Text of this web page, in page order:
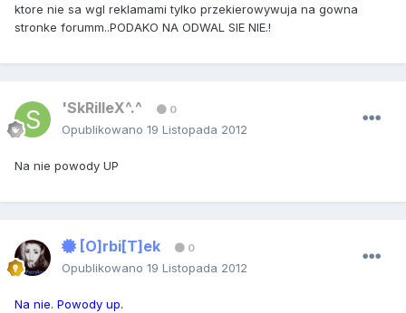
ktore nie sa wgl reklamami tylko przekierowywuja na gowna
stronke forumm..PODAKO NA ODWAL SIE NIE.!
'SkRilleX^.^ 0
Opublikowano 19 Listopada 2012
Na nie powody UP
[O]rbi[T]ek 0
Opublikowano 19 Listopada 2012
Na nie. Powody up.